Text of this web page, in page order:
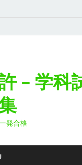
– 学科
発合格